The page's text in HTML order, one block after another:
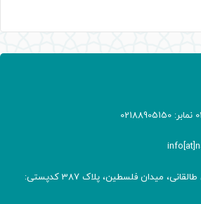
آدرس: پسـتی تهران، خیابان طالقانی، میدان فلسطین، پلاک 387 کدپستی: